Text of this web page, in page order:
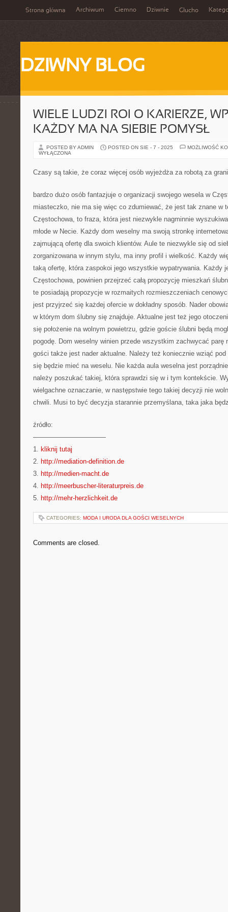
Strona główna Archiwum Ciemno Dziwnie Głucho
DZIWNY BLOG
WIELE LUDZI ROI O KARIERZE,
KAŻDY MA NA SIEBIE POMYSŁ
POSTED BY ADMIN POSTED ON SIE - 7 - 2025
MOŻLIWOŚĆ
WYŁĄCZONA
Czasy są takie, że coraz więcej osób wyjeżdża za robotą za
bardzo dużo osób fantazjuje o organizacji swojego wesela w
miasteczko, nie ma się więc co zdumiewać, że jest tak znane w
Częstochowa, to fraza, która jest niezwykle nagminnie
młode w Necie. Każdy dom weselny ma swoją stronkę
zajmującą ofertę dla swoich klientów. Aule te niezwykle się od
zorganizowana w innym stylu, ma inny profil i wielkość. Każdy
taką ofertę, która zaspokoi jego wszystkie wypatrywania. Każdy
Częstochowa, powinien przejrzeć całą propozycję mieszkań
te posiadają propozycje w rozmaitych rozmieszczeniach
jest przyjrzeć się każdej ofercie w dokładny sposób. Nader
w którym dom ślubny się znajduje. Aktualne jest też jego
się położenie na wolnym powietrzu, gdzie goście ślubni będą
pogodę. Dom weselny winien przede wszystkim zachwycać parę
gości także jest nader aktualne. Należy też koniecznie wziąć
się będzie mieć na weselu. Nie każda aula weselna jest
należy poszukać takiej, która sprawdzi się w i tym kontekście.
wielgachne oznaczanie, w następstwie tego takiej decyzji nie
chwili. Musi to być decyzja starannie przemyślana, taka jaka
źródło:
———————————
1. kliknij tutaj
2. http://mediation-definition.de
3. http://medien-macht.de
4. http://meerbuscher-literaturpreis.de
5. http://mehr-herzlichkeit.de
CATEGORIES: MODA I URODA DLA GOŚCI WESELNYCH
Comments are closed.